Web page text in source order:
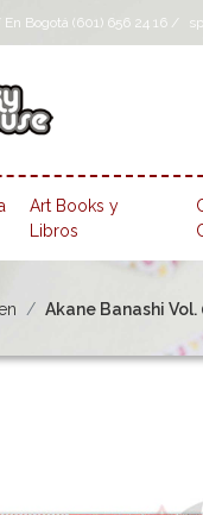
Bogotá (601) 656 24 16 /
Art Books y
Libros
Akane Banashi Vol.